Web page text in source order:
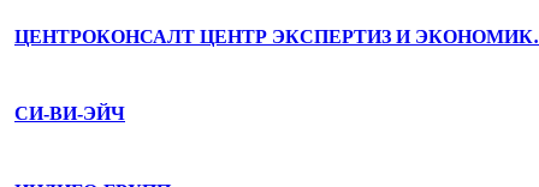
ЦЕНТРОКОНСАЛТ ЦЕНТР ЭКСПЕРТИЗ И
СИ-ВИ-ЭЙЧ